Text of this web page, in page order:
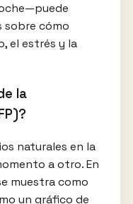
cómo
el estrés y la
la
naturales en la
a otro. En
muestra como
un gráfico de